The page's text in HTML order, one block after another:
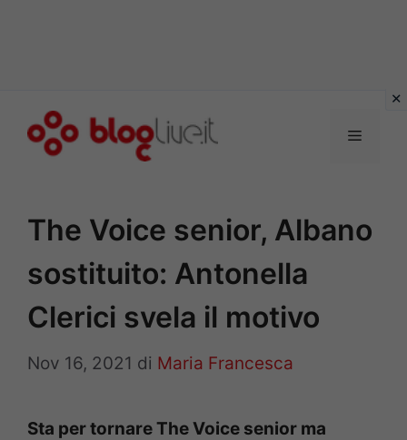
Menu
The Voice senior, Albano
sostituito: Antonella
Clerici svela il motivo
Nov 16, 2021 di Maria Francesca
Sta per tornare The Voice senior ma